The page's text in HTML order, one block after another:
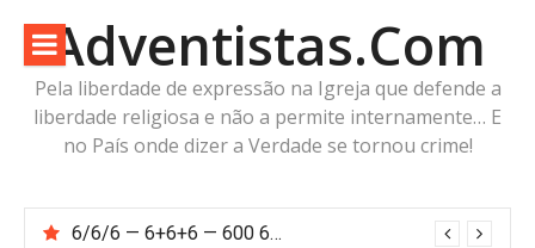
para
conteúdo
Adventistas.Com
Pela liberdade de expressão na Igreja que defende a
liberdade religiosa e não a permite internamente… E
no País onde dizer a Verdade se tornou crime!
6/6/6 — 6+6+6 — 600 60 6… Calcule o número da besta!